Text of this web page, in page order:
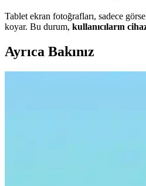
Tablet ekran fotoğrafları, sadece
koyar. Bu durum, kullanıcıların
Ayrıca Bakınız
Samsung Galaxy Tab S9
Microsonic temperli cam ekran
Ally 9.0 Akıllı Tahta, Tablet
Ally 9.0 stylus kalem, yüksek
Samsung Galaxy Tab S10